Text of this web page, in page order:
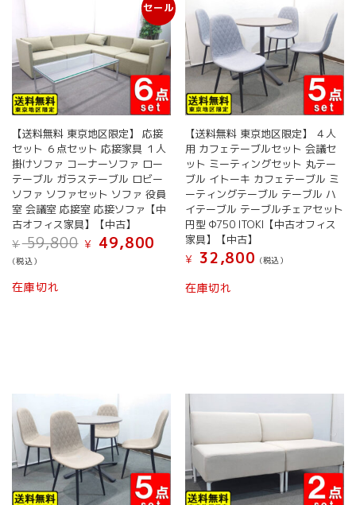
セール
【送料無料 東京地区限定】 応接
セット ６点セット 応接家具 １人
掛けソファ コーナーソファ ロー
テーブル ガラステーブル ロビー
ソファ ソファセット ソファ 役員
室 会議室 応接室 応接ソファ【中
古オフィス家具】【中古】
¥59,800 元
の
¥ 49,800
(税込）
在庫切れ
【送料無料 東京地区限定】 ４人
用 カフェテーブルセット 会議セ
ット ミーティングセット 丸テー
ブル イトーキ カフェテーブル ミ
ーティングテーブル テーブル ハ
イテーブル テーブルチェアセット
円型 Φ750 ITOKI【中古オフィス
家具】【中古】
¥
32,800 (税込）
在庫切れ